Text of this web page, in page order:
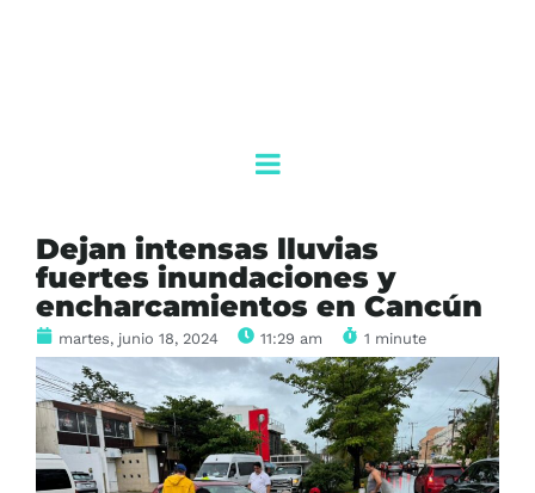
Dejan intensas lluvias
fuertes inundaciones y
encharcamientos en Cancún
martes, junio 18, 2024 11:29 am 1 minute